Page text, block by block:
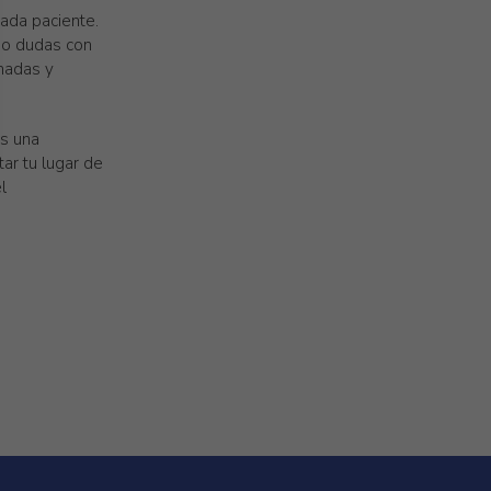
paciente.
dudas con
y
una
tu lugar de